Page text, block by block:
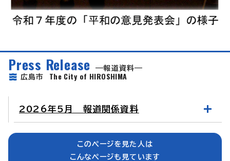
Press Release
報道資料
広島市 The City of HIROSHIMA
2026年5月 報道関係資料
このページを見た人は
こんなページも見ています